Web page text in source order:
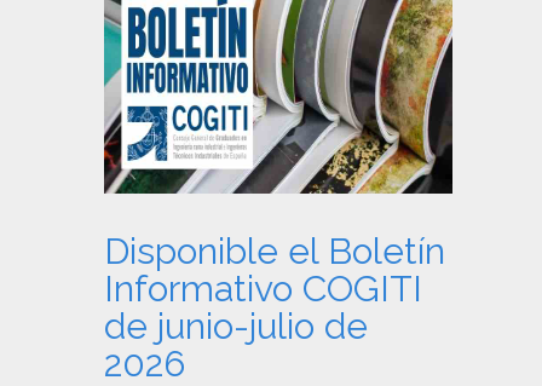
Disponible el Boletín
Informativo COGITI
de junio-julio de
2026